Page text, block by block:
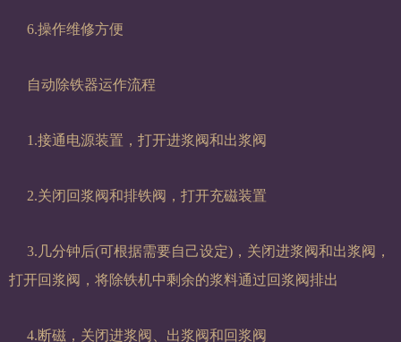
6.操作维修方便
自动除铁器运作流程
1.接通电源装置，打开进浆阀和出浆阀
2.关闭回浆阀和排铁阀，打开充磁装置
3.几分钟后(可根据需要自己设定)，关闭进浆阀和出浆阀，
打开回浆阀，将除铁机中剩余的浆料通过回浆阀排出
4.断磁，关闭进浆阀、出浆阀和回浆阀